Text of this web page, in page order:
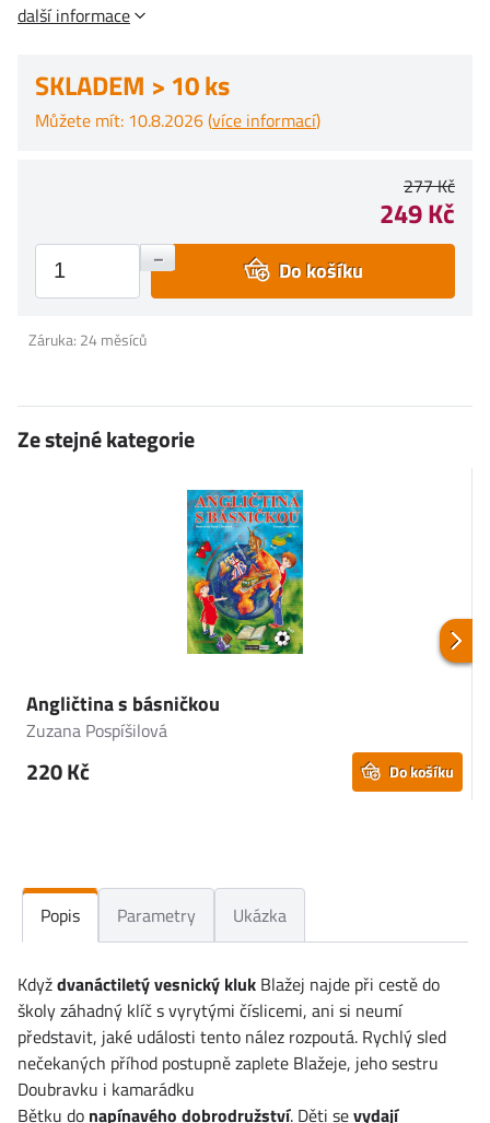
další informace
SKLADEM > 10 ks
Můžete mít: 10.8.2026 (více informací)
277 Kč
249 Kč
+
– Do košíku
Záruka: 24 měsíců
Ze stejné kategorie
Angličtina s básničkou
Zuzana Pospíšilová
220 Kč Do košíku
Popis Parametry Ukázka
Kdyždvanáctiletý vesnický kluk Blažej najde při cestě do
školy záhadný klíč s vyrytými číslicemi, ani si neumí
představit, jaké události tento nález rozpoutá. Rychlý sled
nečekaných příhod postupně zaplete Blažeje, jeho sestru
Doubravku i kamarádku
Bětku do napínavého dobrodružství. Děti sevydají